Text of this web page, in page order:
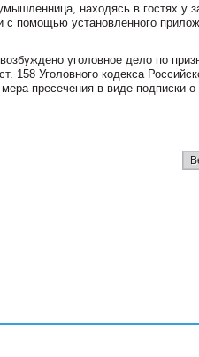
находясь в гостях у
с помощью установленного
уголовное дело по
158 Уголовного кодекса
пресечения в виде подписки